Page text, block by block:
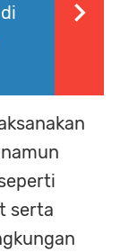
serta